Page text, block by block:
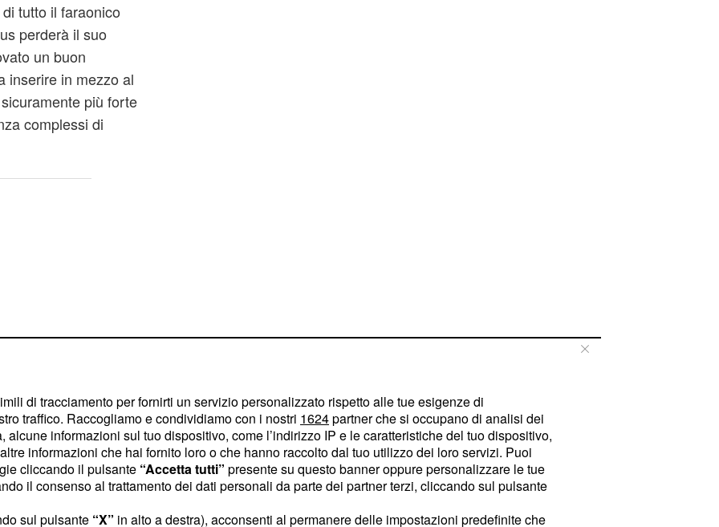
tutto il faraonico
perderà il suo
un buon
inserire in mezzo al
più forte
complessi di
il lusso di avere
partendo dalla difesa,
di tracciamento per fornirti un servizio personalizzato rispetto alle tue esigenze di
traffico. Raccogliamo e condividiamo con i nostri 1624partner che si occupano di analisi dei
informazioni sul tuo dispositivo, come l’indirizzo IP e le caratteristiche del tuo dispositivo,
informazioni che hai fornito loro o che hanno raccolto dal tuo utilizzo dei loro servizi. Puoi
cliccando il pulsante “Accetta tutti” presente su questo banner oppure personalizzare le tue
il consenso al trattamento dei dati personali da parte dei partner terzi, cliccando sul pulsante
sul pulsante “X” in alto a destra), acconsenti al permanere delle impostazioni predefinite che